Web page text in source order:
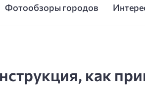
Фотообзоры городов
как